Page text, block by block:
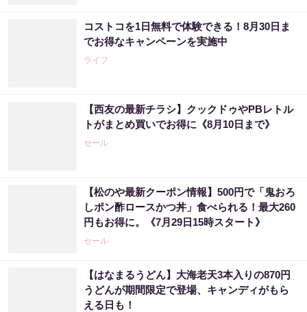
コストコを1日無料で体験できる！8月30日ま
でお得なキャンペーンを実施中
ライフ
【西友の最新チラシ】クックドゥやPBレトル
トがまとめ買いでお得に《8月10日まで》
セール
【松のや最新クーポン情報】500円で「鬼おろ
しポン酢ロースかつ丼」食べられる！最大260
円もお得に。《7月29日15時スタート》
セール
【はなまるうどん】大海老天3本入りの870円
うどんが期間限定で登場、キャンディがもら
える日も！